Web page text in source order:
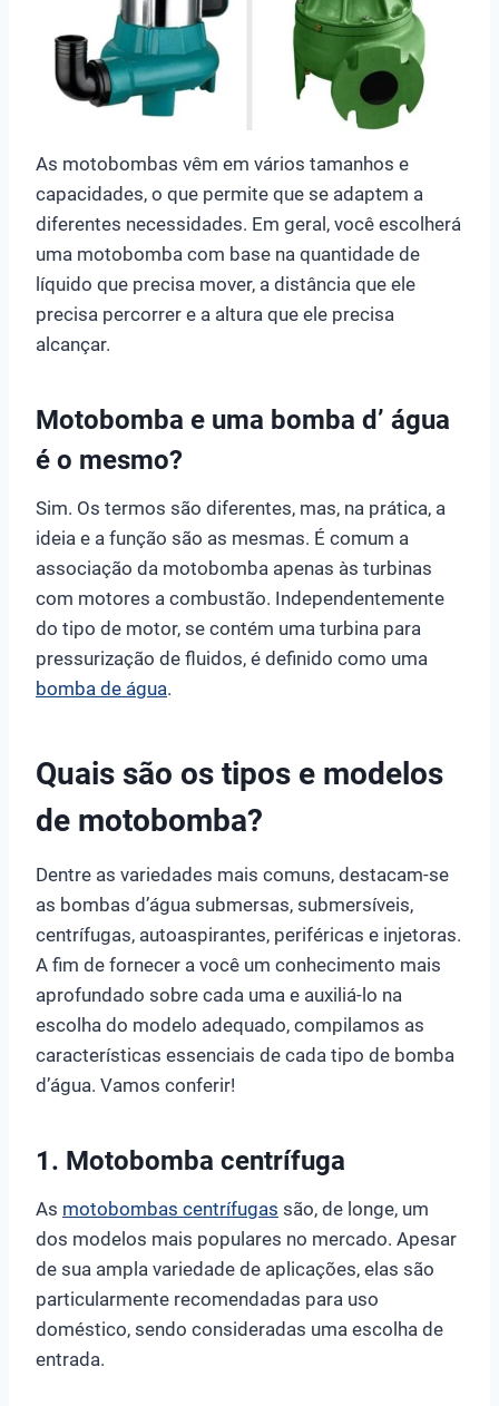
As motobombas vêm em vários tamanhos e
capacidades, o que permite que se adaptem a
diferentes necessidades. Em geral, você escolherá
uma motobomba com base na quantidade de
líquido que precisa mover, a distância que ele
precisa percorrer e a altura que ele precisa
alcançar.
Motobomba e uma bomba d’ água
é o mesmo?
Sim. Os termos são diferentes, mas, na prática, a
ideia e a função são as mesmas. É comum a
associação da motobomba apenas às turbinas
com motores a combustão. Independentemente
do tipo de motor, se contém uma turbina para
pressurização de fluidos, é definido como uma
bomba de água.
Quais são os tipos e modelos
de motobomba?
Dentre as variedades mais comuns, destacam-se
as bombas d’água submersas, submersíveis,
centrífugas, autoaspirantes, periféricas e injetoras.
A fim de fornecer a você um conhecimento mais
aprofundado sobre cada uma e auxiliá-lo na
escolha do modelo adequado, compilamos as
características essenciais de cada tipo de bomba
d’água. Vamos conferir!
1. Motobomba centrífuga
As motobombas centrífugas são, de longe, um
dos modelos mais populares no mercado. Apesar
de sua ampla variedade de aplicações, elas são
particularmente recomendadas para uso
doméstico, sendo consideradas uma escolha de
entrada.